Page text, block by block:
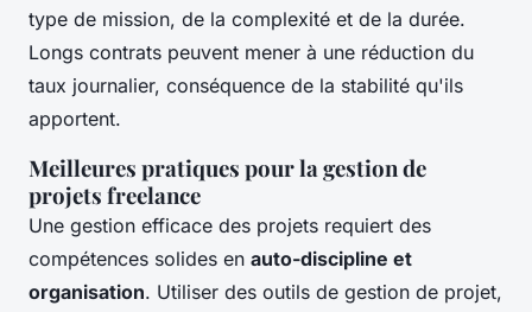
type de mission, de la complexité et de la durée.
Longs contrats peuvent mener à une réduction du
taux journalier, conséquence de la stabilité qu'ils
apportent.
Meilleures pratiques pour la gestion de
projets freelance
Une gestion efficace des projets requiert des
compétences solides en auto-discipline et
organisation. Utiliser des outils de gestion de projet,